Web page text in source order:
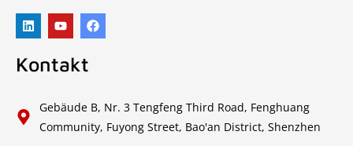
Kontakt
Gebäude B, Nr. 3 Tengfeng Third Road, Fenghuang
Community, Fuyong Street, Bao'an District, Shenzhen